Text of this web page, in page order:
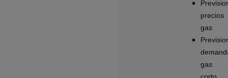
precios
gas
gas